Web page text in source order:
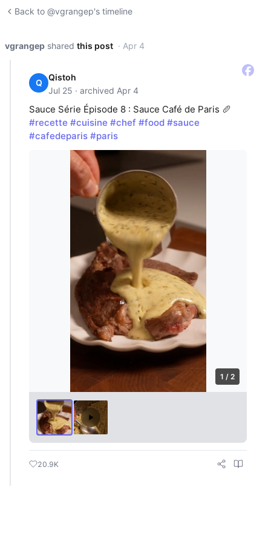
Back to @vgrangep's timeline
vgrangep shared this post · Apr 4
Q
Qistoh
Jul 25 · archived Apr 4
Sauce Série Épisode 8 : Sauce Café de Paris 🥖
#recette #cuisine #chef #food #sauce
#cafedeparis #paris
1 / 2
20.9K